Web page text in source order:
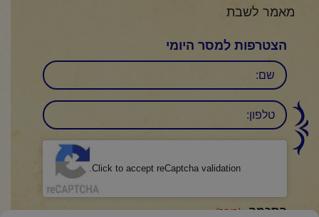
מאמר לשבת
הצטרפות למסר היומי
שם
טלפון:
Click to accept reCaptcha validation.
הסכמה (חובה)